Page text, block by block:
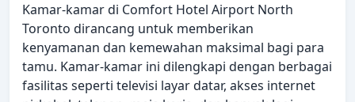
Kamar-kamar di Comfort Hotel Airport North
Toronto dirancang untuk memberikan
kenyamanan dan kemewahan maksimal bagi para
tamu. Kamar-kamar ini dilengkapi dengan berbagai
fasilitas seperti televisi layar datar, akses internet